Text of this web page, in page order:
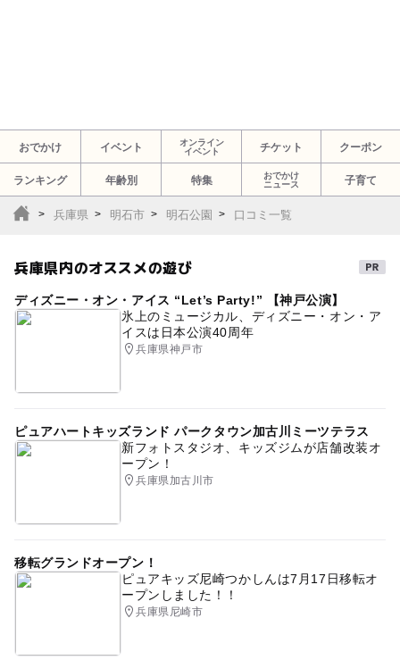
おでかけ イベント
オンライン
イベント
チケット クーポン
ランキング 年齢別 特集
おでかけ
ニュース
子育て
兵庫県 明石市 明石公園 口コミ一覧
兵庫県内のオススメの遊び
ディズニー・オン・アイス “Let’s Party!” 【神戸公演】
氷上のミュージカル、ディズニー・オン・ア
イスは日本公演40周年
兵庫県神戸市
ピュアハートキッズランド パークタウン加古川ミーツテラス
新フォトスタジオ、キッズジムが店舗改装オ
ープン！
兵庫県加古川市
移転グランドオープン！
ピュアキッズ尼崎つかしんは7月17日移転オ
ープンしました！！
兵庫県尼崎市